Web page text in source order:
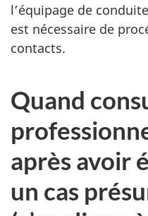
l’équipage de
est nécessaire de
contacts.
Quand
après avoir
un cas